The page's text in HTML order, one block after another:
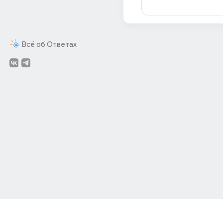
Всё об Ответах